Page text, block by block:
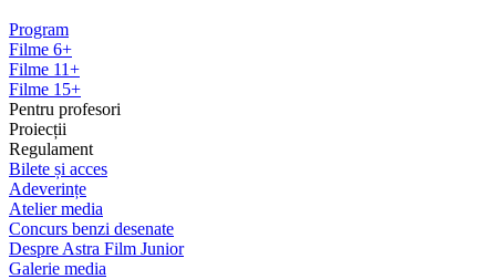
Program
Filme 6+
Filme 11+
Filme 15+
Pentru profesori
Proiecții
Regulament
Bilete și acces
Adeverințe
Atelier media
Concurs benzi desenate
Despre Astra Film Junior
Galerie media